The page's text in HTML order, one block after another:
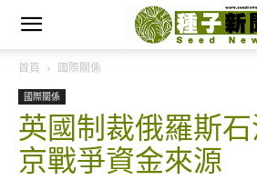
首頁 國際關係
國際關係
英國制裁俄羅斯
京戰爭資金來源